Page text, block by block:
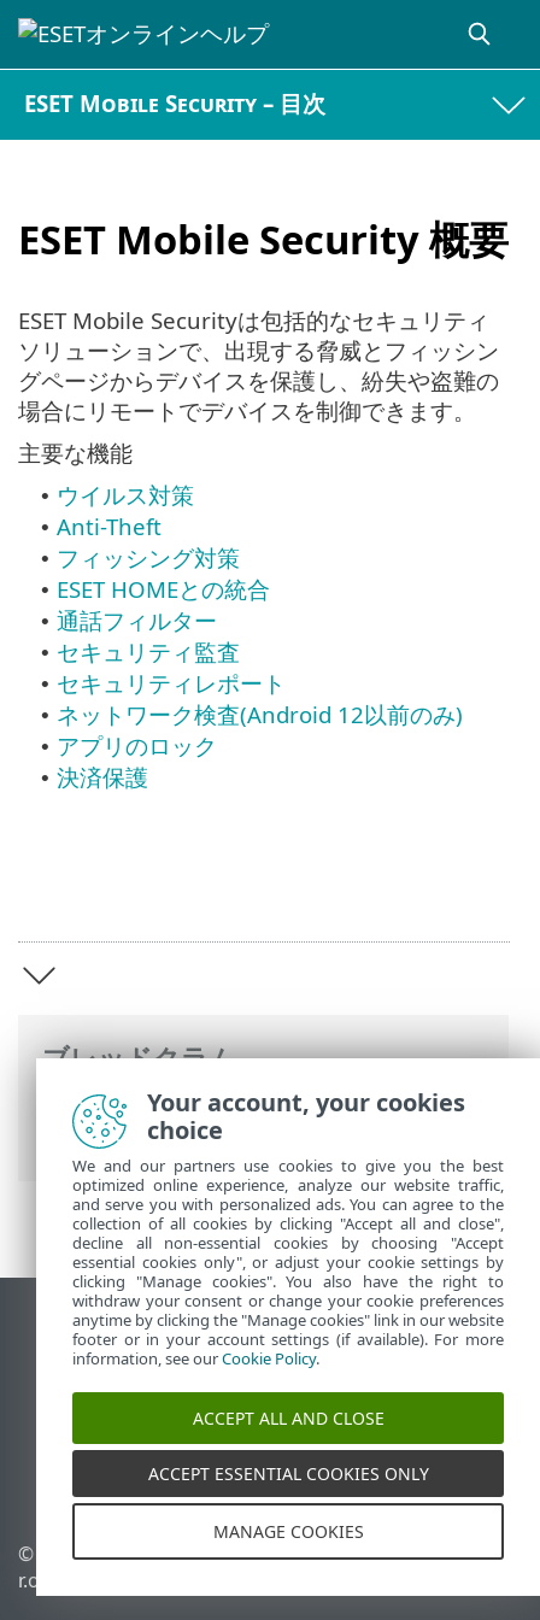
ESET Mobile Security – 目次
ESET Mobile Security 概要
ブレッドクラム
ESETオンラインヘルプ>ESET Mobile
Security >ESET Mobile Security 概要
ESET Mobile Securityは包括的なセキュリティ
ソリューションで、出現する脅威とフィッシン
グページからデバイスを保護し、紛失や盗難の
場合にリモートでデバイスを制御できます。
主要な機能
• ウイルス対策
• Anti-Theft
• フィッシング対策
• ESET HOMEとの統合
• 通話フィルター
• セキュリティ監査
• セキュリティレポート
• ネットワーク検査(Android 12以前のみ)
• アプリのロック
• 決済保護
デスクトップサイトの表示
End of Life
ESETナレッジベース
ESETフォーラム
ESET Status Portal
地域サポート
© 1992 - 2026 ESET, spol. s
r.o. - All rights reserved.
Cookieの管理
Your account, your cookies
choice
We and our partners use cookies to give you the best
optimized online experience, analyze our website traffic,
and serve you with personalized ads. You can agree to the
collection of all cookies by clicking "Accept all and close",
decline all non-essential cookies by choosing "Accept
essential cookies only", or adjust your cookie settings by
clicking "Manage cookies". You also have the right to
withdraw your consent or change your cookie preferences
anytime by clicking the "Manage cookies" link in our website
footer or in your account settings (if available). For more
information, see ourCookie Policy.
ACCEPT ALL AND CLOSE
ACCEPT ESSENTIAL COOKIES ONLY
MANAGE COOKIES